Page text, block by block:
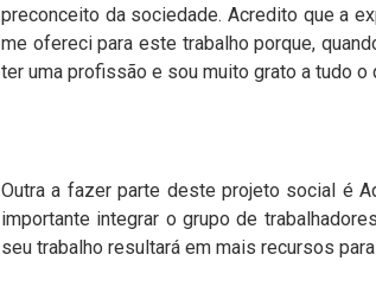
preconceito da sociedade. Acredito que a
me ofereci para este trabalho porque,
ter uma profissão e sou muito grato a tudo o
Outra a fazer parte deste projeto social é
importante integrar o grupo de
seu trabalho resultará em mais recursos